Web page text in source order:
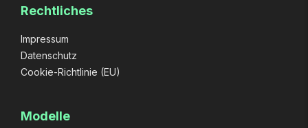
Rechtliches
Impressum
Datenschutz
Cookie-Richtlinie (EU)
Modelle